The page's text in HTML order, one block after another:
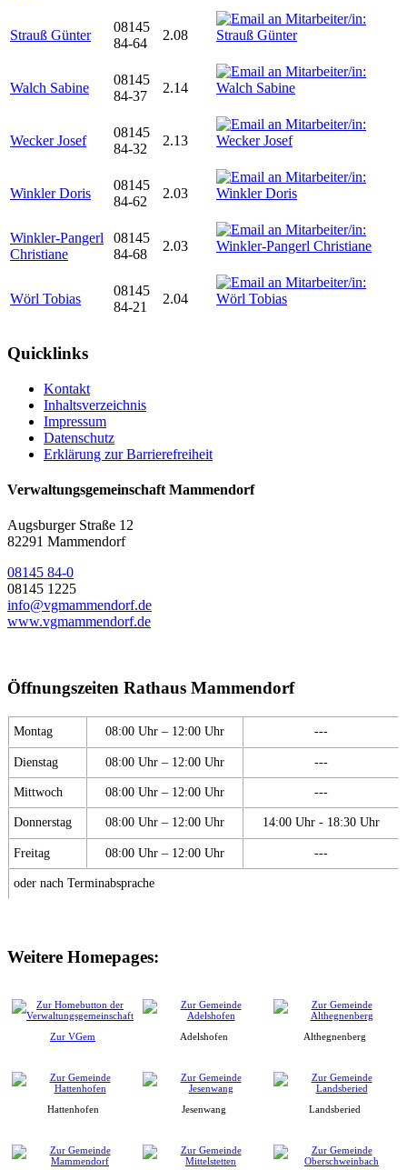
Strauß Günter
08145
84-64
2.08
Walch Sabine
08145
84-37
2.14
Wecker Josef
08145
84-32
2.13
Winkler Doris
08145
84-62
2.03
Winkler-Pangerl
Christiane
08145
84-68
2.03
Wörl Tobias
08145
84-21
2.04
Quicklinks
Kontakt
Inhaltsverzeichnis
Impressum
Datenschutz
Erklärung zur Barrierefreiheit
Verwaltungsgemeinschaft Mammendorf
Augsburger Straße 12
82291 Mammendorf
08145 84-0
08145 1225
info@vgmammendorf.de
www.vgmammendorf.de
Öffnungszeiten Rathaus Mammendorf
Montag 08:00 Uhr – 12:00 Uhr ---
Dienstag 08:00 Uhr – 12:00 Uhr ---
Mittwoch 08:00 Uhr – 12:00 Uhr ---
Donnerstag 08:00 Uhr – 12:00 Uhr 14:00 Uhr - 18:30 Uhr
Freitag 08:00 Uhr – 12:00 Uhr ---
oder nach Terminabsprache
Weitere Homepages:
Zur VGem Adelshofen Althegnenberg
Hattenhofen Jesenwang Landsberied